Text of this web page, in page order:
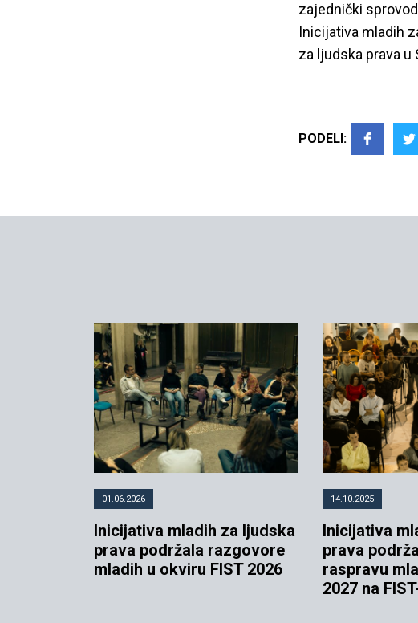
zajednički
Inicijativa mladih
za ljudska prava u
PODELI:
01.06.2026
Inicijativa mladih za ljudska
prava podržala razgovore
mladih u okviru FIST 2026
14.10.2025
Inicijativa
prava
raspravu
2027 na